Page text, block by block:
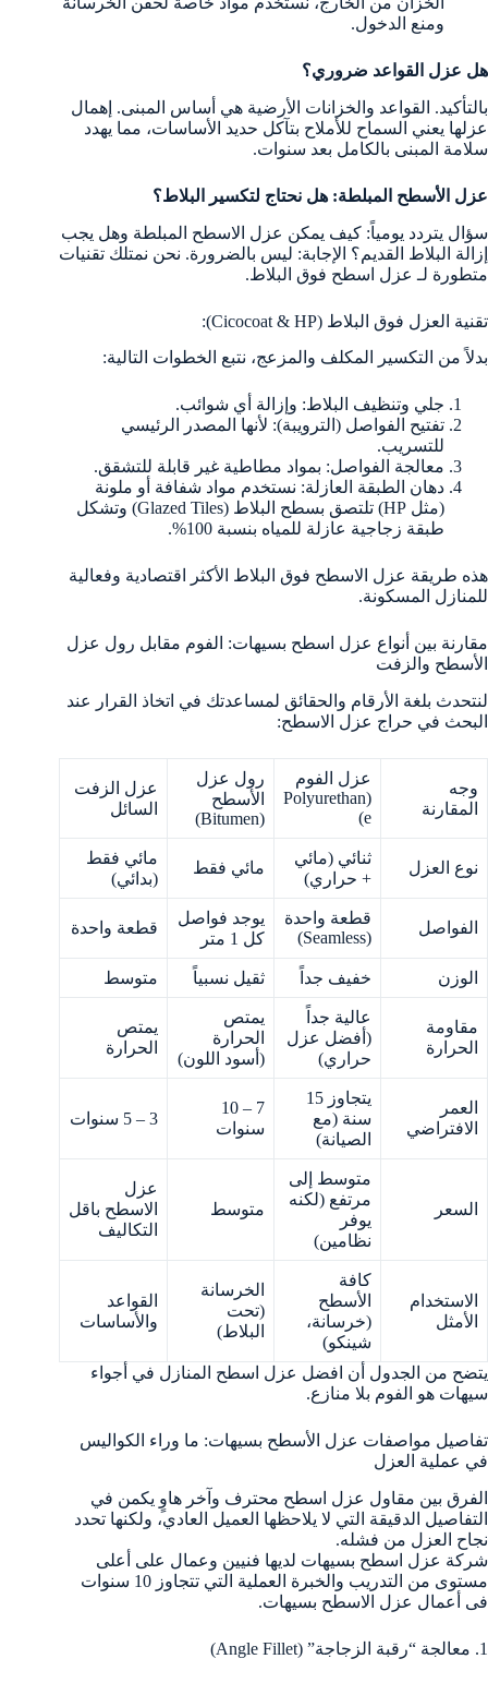
ومنع الدخول.
هل عزل القواعد ضروري؟
بالتأكيد. القواعد والخزانات الأرضية هي أساس المبنى. إهمال
عزلها يعني السماح للأملاح بتآكل حديد الأساسات، مما يهدد
سلامة المبنى بالكامل بعد سنوات.
عزل الأسطح المبلطة: هل نحتاج لتكسير البلاط؟
سؤال يتردد يومياً: كيف يمكن عزل الاسطح المبلطة وهل يجب
إزالة البلاط القديم؟ الإجابة: ليس بالضرورة. نحن نمتلك تقنيات
متطورة لـ عزل اسطح فوق البلاط.
تقنية العزل فوق البلاط (Cicocoat & HP):
بدلاً من التكسير المكلف والمزعج، نتبع الخطوات التالية:
جلي وتنظيف البلاط: وإزالة أي شوائب.
تفتيح الفواصل (الترويبة): لأنها المصدر الرئيسي
للتسريب.
معالجة الفواصل: بمواد مطاطية غير قابلة للتشقق.
دهان الطبقة العازلة: نستخدم مواد شفافة أو ملونة
(مثل HP) تلتصق بسطح البلاط (Glazed Tiles) وتشكل
طبقة زجاجية عازلة للمياه بنسبة 100%.
هذه طريقة عزل الاسطح فوق البلاط الأكثر اقتصادية وفعالية
للمنازل المسكونة.
مقارنة بين أنواع عزل اسطح بسيهات: الفوم مقابل رول عزل
الأسطح والزفت
لنتحدث بلغة الأرقام والحقائق لمساعدتك في اتخاذ القرار عند
البحث في حراج عزل الاسطح:
وجه
المقارنة
عزل الفوم
(Polyurethan
e)
رول عزل
الأسطح
(Bitumen)
عزل الزفت
السائل
نوع العزل
ثنائي (مائي
+ حراري)
مائي فقط
مائي فقط
(بدائي)
الفواصل
قطعة واحدة
(Seamless)
يوجد فواصل
كل 1 متر
قطعة واحدة
الوزن خفيف جداً ثقيل نسبياً متوسط
مقاومة
الحرارة
عالية جداً
(أفضل عزل
حراري)
يمتص
الحرارة
(أسود اللون)
يمتص
الحرارة
العمر
الافتراضي
يتجاوز 15
سنة (مع
الصيانة)
7 – 10
سنوات
3 – 5 سنوات
السعر
متوسط إلى
مرتفع (لكنه
يوفر
نظامين)
متوسط
عزل
الاسطح باقل
التكاليف
الاستخدام
الأمثل
كافة
الأسطح
(خرسانة،
شينكو)
الخرسانة
(تحت
البلاط)
القواعد
والأساسات
يتضح من الجدول أن افضل عزل اسطح المنازل في أجواء
سيهات هو الفوم بلا منازع.
تفاصيل مواصفات عزل الأسطح بسيهات: ما وراء الكواليس
في عملية العزل
الفرق بين مقاول عزل اسطح محترف وآخر هاوٍ يكمن في
التفاصيل الدقيقة التي لا يلاحظها العميل العادي، ولكنها تحدد
نجاح العزل من فشله.
شركة عزل اسطح بسيهات لديها فنيين وعمال على أعلى
مستوى من التدريب والخبرة العملية التي تتجاوز 10 سنوات
فى أعمال عزل الاسطح بسيهات.
1. معالجة “رقبة الزجاجة” (Angle Fillet)